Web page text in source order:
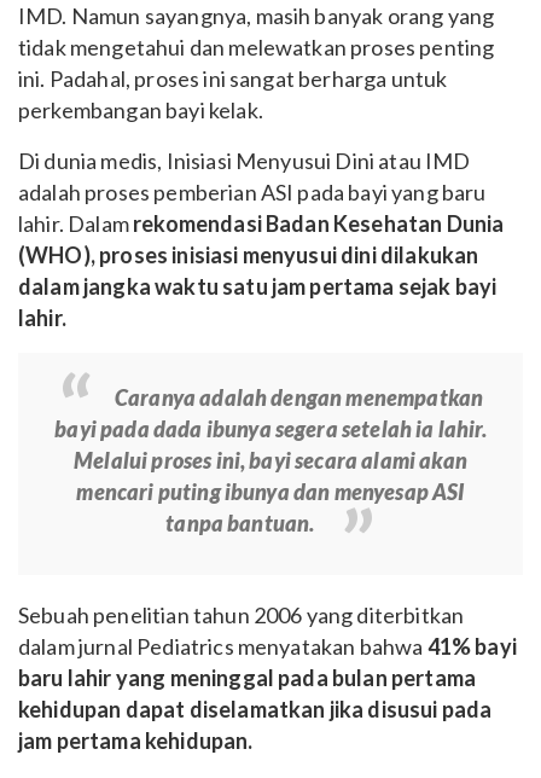
IMD. Namun sayangnya, masih banyak orang yang
tidak mengetahui dan melewatkan proses penting
ini. Padahal, proses ini sangat berharga untuk
perkembangan bayi kelak.
Di dunia medis, Inisiasi Menyusui Dini atau IMD
adalah proses pemberian ASI pada bayi yang baru
lahir. Dalamrekomendasi Badan Kesehatan Dunia
(WHO), proses inisiasi menyusui dini dilakukan
dalam jangka waktu satu jam pertama sejak bayi
lahir.
Caranya adalah dengan menempatkan
bayi pada dada ibunya segera setelah ia lahir.
Melalui proses ini, bayi secara alami akan
mencari puting ibunya dan menyesap ASI
tanpa bantuan.
Sebuah penelitian tahun 2006 yang diterbitkan
dalam jurnal Pediatrics menyatakan bahwa 41% bayi
baru lahir yang meninggal pada bulan pertama
kehidupan dapat diselamatkan jika disusui pada
jam pertama kehidupan.